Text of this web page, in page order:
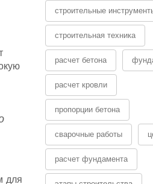
для
строительные
строительная техника
расчет бетона
расчет кровли
пропорции бетона
сварочные работы
расчет фундамента